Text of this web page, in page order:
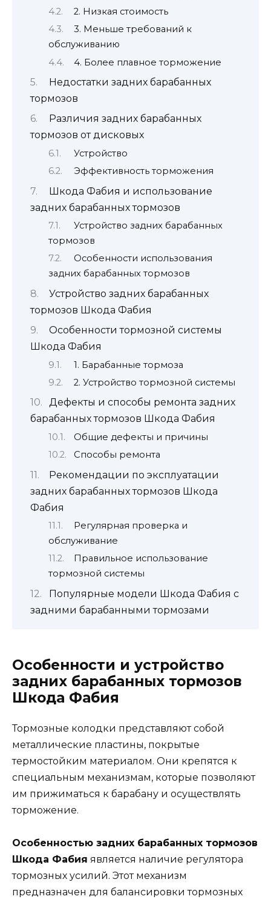
2. Низкая стоимость
3. Меньше требований к
обслуживанию
4. Более плавное торможение
Недостатки задних барабанных
тормозов
Различия задних барабанных
тормозов от дисковых
Устройство
Эффективность торможения
Шкода Фабия и использование
задних барабанных тормозов
Устройство задних барабанных
тормозов
Особенности использования
задних барабанных тормозов
Устройство задних барабанных
тормозов Шкода Фабия
Особенности тормозной системы
Шкода Фабия
1. Барабанные тормоза
2. Устройство тормозной системы
Дефекты и способы ремонта задних
барабанных тормозов Шкода Фабия
Общие дефекты и причины
Способы ремонта
Рекомендации по эксплуатации
задних барабанных тормозов Шкода
Фабия
Регулярная проверка и
обслуживание
Правильное использование
тормозной системы
Популярные модели Шкода Фабия с
задними барабанными тормозами
Особенности и устройство
задних барабанных тормозов
Шкода Фабия
Тормозные колодки представляют собой
металлические пластины, покрытые
термостойким материалом. Они крепятся к
специальным механизмам, которые позволяют
им прижиматься к барабану и осуществлять
торможение.
Особенностью задних барабанных тормозов
Шкода Фабия является наличие регулятора
тормозных усилий. Этот механизм
предназначен для балансировки тормозных